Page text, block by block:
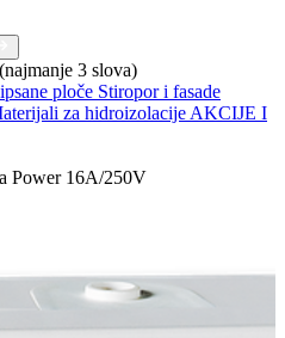
3 slova)
ploče Stiropor i fasade
za hidroizolacije AKCIJE I
Power 16A/250V